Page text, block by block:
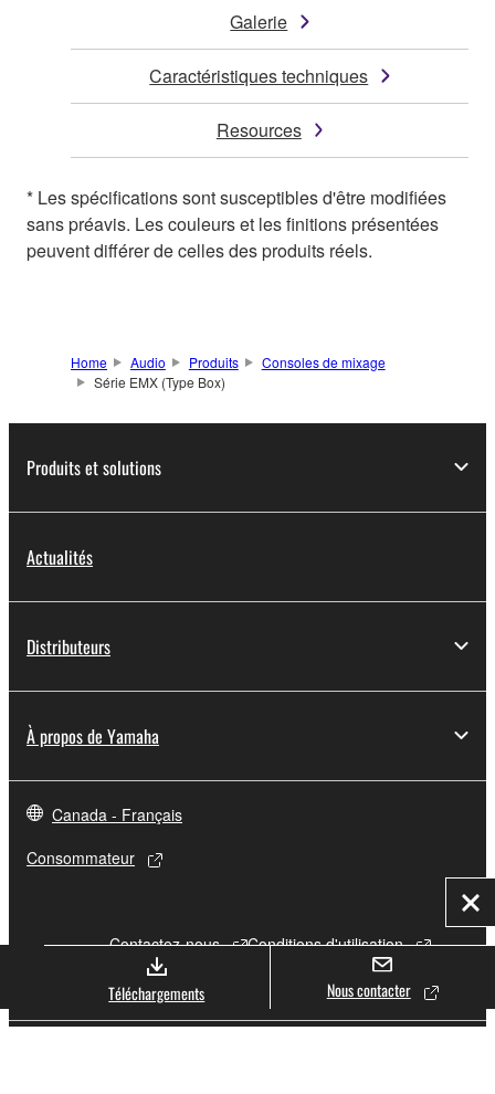
Galerie
Caractéristiques techniques
Resources
* Les spécifications sont susceptibles d'être modifiées
sans préavis. Les couleurs et les finitions présentées
peuvent différer de celles des produits réels.
Téléchargements Nous contacter
Home Audio Produits
Consoles de mixage
Série EMX (Type Box)
Produits et solutions
Actualités
Distributeurs
À propos de Yamaha
Canada - Français
Consommateur
Contactez-nous
Conditions d'utilisation
Politique de confidentialité
Politique relative aux cookies